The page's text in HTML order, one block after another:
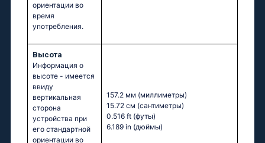
ориентации во
время
употребления.
Высота
Информация о
высоте - имеется
ввиду
вертикальная
сторона
устройства при
его стандартной
ориентации во
157.2 мм (миллиметры)
15.72 см (сантиметры)
0.516 ft (футы)
6.189 in (дюймы)